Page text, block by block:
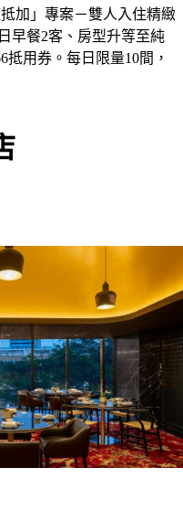
加」專案－雙人入住精緻
早餐2客、房型升等至純
用券。每日限量10間，